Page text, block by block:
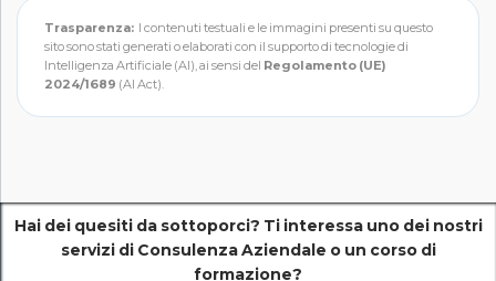
Trasparenza: I contenuti testuali e le immagini presenti su questo
sito sono stati generati o elaborati con il supporto di tecnologie di
Intelligenza Artificiale (AI), ai sensi del Regolamento (UE)
2024/1689 (AI Act).
Hai dei quesiti da sottoporci? Ti interessa uno dei nostri
servizi di Consulenza Aziendale o un corso di
formazione?